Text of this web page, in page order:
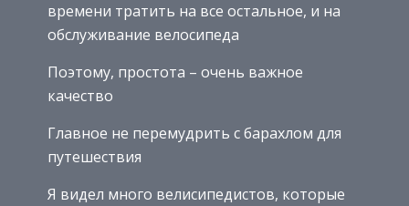
времени тратить на все остальное, и на
обслуживание велосипеда
Поэтому, простота – очень важное
качество
Главное не перемудрить с барахлом для
путешествия
Я видел много велисипедистов, которые